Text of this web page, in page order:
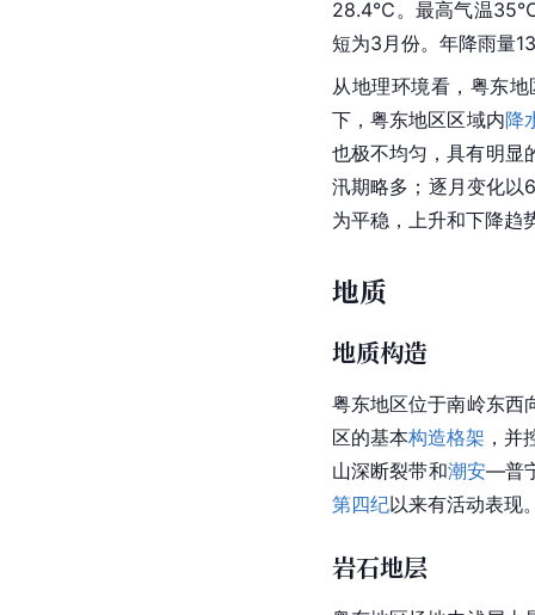
28.4℃。最高气温
短为3月份。年降雨量
从地理环境看，粤东
下，粤东地区区域内降
也极不均匀，具有明显
汛期略多；逐月变化以
为平稳，上升和下降趋
地质
地质构造
粤东地区位于南岭东西
区的基本构造格架 ，并
山深断裂带和潮安—普
第四纪以来有活动表现
岩石地层